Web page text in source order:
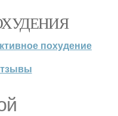
похудение